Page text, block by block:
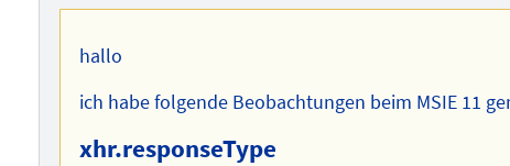
des
hallo
ich habe folgende Beobachtungen beim MSIE 11
xhr.responseType